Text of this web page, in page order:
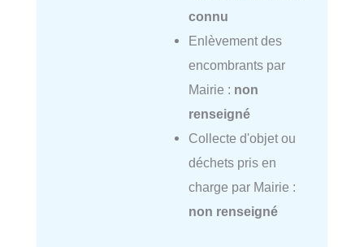
connu
Enlèvement des
encombrants par
Mairie : non
renseigné
Collecte d'objet ou
déchets pris en
charge par Mairie :
non renseigné